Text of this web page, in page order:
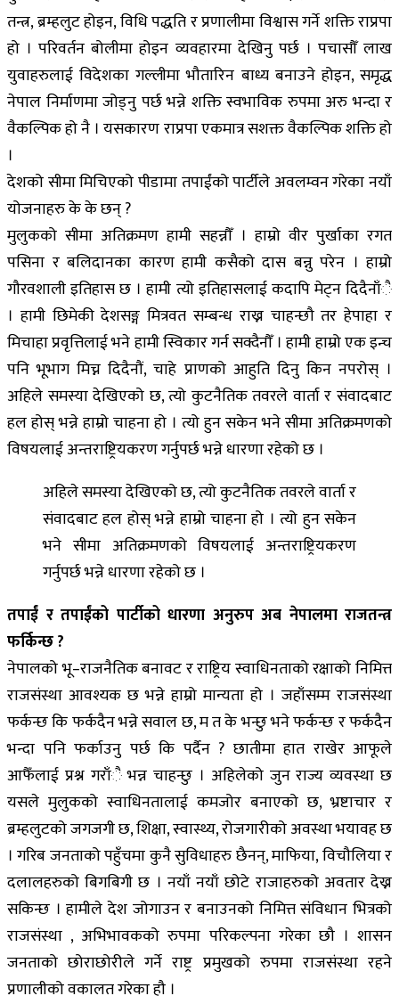
तन्त्र, ब्रम्हलुट होइन, विधि पद्धति र प्रणालीमा विश्वास गर्ने शक्ति राप्रपा
हो । परिवर्तन बोलीमा होइन व्यवहारमा देखिनु पर्छ । पचासौँ लाख
युवाहरुलाई विदेशका गल्लीमा भौतारिन बाध्य बनाउने होइन, समृद्ध
नेपाल निर्माणमा जोड्नु पर्छ भन्ने शक्ति स्वभाविक रुपमा अरु भन्दा र
वैकल्पिक हो नै । यसकारण राप्रपा एकमात्र सशक्त वैकल्पिक शक्ति हो
।
देशको सीमा मिचिएको पीडामा तपाईंको पार्टीले अवलम्वन गरेका नयाँ
योजनाहरु के के छन् ?
मुलुकको सीमा अतिक्रमण हामी सहन्नौँ । हाम्रो वीर पुर्खाका रगत
पसिना र बलिदानका कारण हामी कसैको दास बन्नु परेन । हाम्रो
गौरवशाली इतिहास छ । हामी त्यो इतिहासलाई कदापि मेट्न दिदैनाँै
। हामी छिमेकी देशसङ्ग मित्रवत सम्बन्ध राख्न चाहन्छौ तर हेपाहा र
मिचाहा प्रवृत्तिलाई भने हामी स्विकार गर्न सक्दैनौँ । हामी हाम्रो एक इन्च
पनि भूभाग मिच्न दिदैनौं, चाहे प्राणको आहुति दिनु किन नपरोस् ।
अहिले समस्या देखिएको छ, त्यो कुटनैतिक तवरले वार्ता र संवादबाट
हल होस् भन्ने हाम्रो चाहना हो । त्यो हुन सकेन भने सीमा अतिक्रमणको
विषयलाई अन्तराष्ट्रियकरण गर्नुपर्छ भन्ने धारणा रहेको छ ।
अहिले समस्या देखिएको छ, त्यो कुटनैतिक तवरले वार्ता र
संवादबाट हल होस् भन्ने हाम्रो चाहना हो । त्यो हुन सकेन
भने सीमा अतिक्रमणको विषयलाई अन्तराष्ट्रियकरण
गर्नुपर्छ भन्ने धारणा रहेको छ ।
तपाईं र तपाईंको पार्टीको धारणा अनुरुप अब नेपालमा राजतन्त्र
फर्किन्छ ?
नेपालको भू–राजनैतिक बनावट र राष्ट्रिय स्वाधिनताको रक्षाको निमित्त
राजसंस्था आवश्यक छ भन्ने हाम्रो मान्यता हो । जहाँसम्म राजसंस्था
फर्कन्छ कि फर्कदैन भन्ने सवाल छ, म त के भन्छु भने फर्कन्छ र फर्कदैन
भन्दा पनि फर्काउनु पर्छ कि पर्दैन ? छातीमा हात राखेर आफूले
आफैँलाई प्रश्न गराँै भन्न चाहन्छु । अहिलेको जुन राज्य व्यवस्था छ
यसले मुलुकको स्वाधिनतालाई कमजोर बनाएको छ, भ्रष्टाचार र
ब्रम्हलुटको जगजगी छ, शिक्षा, स्वास्थ्य, रोजगारीको अवस्था भयावह छ
। गरिब जनताको पहुँचमा कुनै सुविधाहरु छैनन्, माफिया, विचौलिया र
दलालहरुको बिगबिगी छ । नयाँ नयाँ छोटे राजाहरुको अवतार देख्न
सकिन्छ । हामीले देश जोगाउन र बनाउनको निमित्त संविधान भित्रको
राजसंस्था , अभिभावकको रुपमा परिकल्पना गरेका छौ । शासन
जनताको छोराछोरीले गर्ने राष्ट्र प्रमुखको रुपमा राजसंस्था रहने
प्रणालीको वकालत गरेका हौ ।